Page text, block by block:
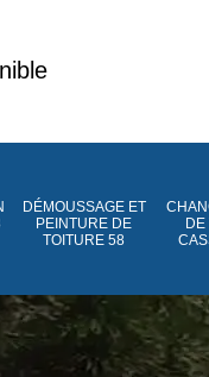
DÉMOUSSAGE ET
PEINTURE DE
TOITURE 58